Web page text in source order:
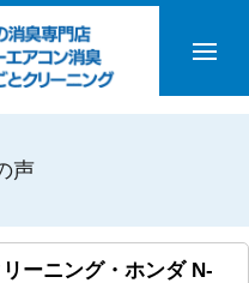
声
ーニング・ホンダ N-